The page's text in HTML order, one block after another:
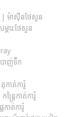
| ម៉ាស៊ីនថែសួន
ភារ:ថែសួន
ាញ់ទឹក
ាត់ការ៉ូ
រៃកាត់ការ៉ូ
ាត់ការ៉ូ